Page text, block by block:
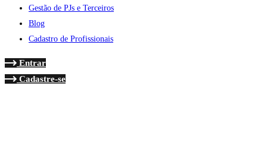
Gestão de PJs e Terceiros
Blog
Cadastro de Profissionais
Entrar
Cadastre-se